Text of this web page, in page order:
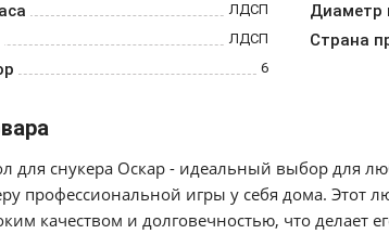
ЛДСП
ЛДСП
6
Диаметр
Страна
для снукера Оскар - идеальный выбор для
профессиональной игры у себя дома. Этот
качеством и долговечностью, что